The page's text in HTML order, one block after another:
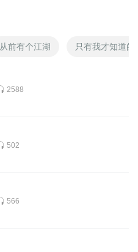
从前有个江湖 只有我才知道的
2588
502
566